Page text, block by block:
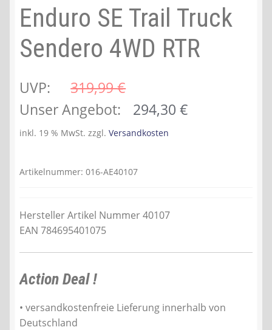
Enduro SE Trail Truck
Sendero 4WD RTR
UVP: 319,99 €
Ursprünglicher
Preis
319,99 €
Unser Angebot: 294,30 €Aktueller
inkl. 19 % MwSt. zzgl. Versandkosten
Hersteller Artikel Nummer 40107
EAN 784695401075
Action Deal !
• versandkostenfreie Lieferung innerhalb von
Deutschland
Artikelnummer: 016-AE40107